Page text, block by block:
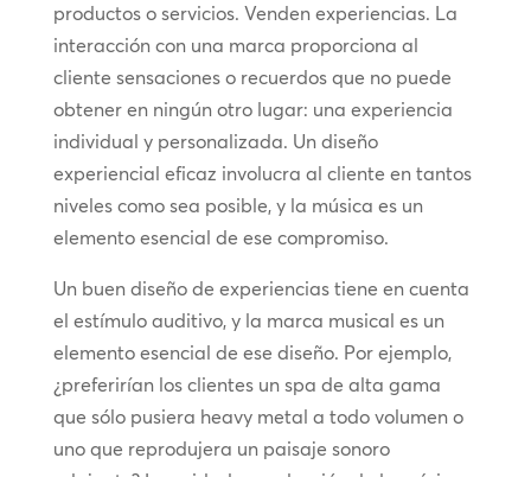
productos o servicios. Venden experiencias. La
interacción con una marca proporciona al
cliente sensaciones o recuerdos que no puede
obtener en ningún otro lugar: una experiencia
individual y personalizada. Un diseño
experiencial eficaz involucra al cliente en tantos
niveles como sea posible, y la música es un
elemento esencial de ese compromiso.
Un buen diseño de experiencias tiene en cuenta
el estímulo auditivo, y la marca musical es un
elemento esencial de ese diseño. Por ejemplo,
¿preferirían los clientes un spa de alta gama
que sólo pusiera heavy metal a todo volumen o
uno que reprodujera un paisaje sonoro